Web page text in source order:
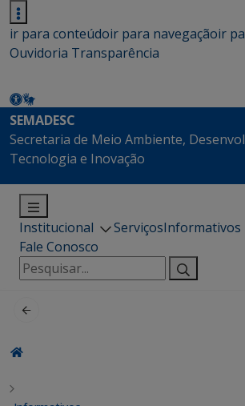
ir para conteúdoir para navegaçãoir
Ouvidoria Transparência
SEMADESC
Secretaria de Meio Ambiente,
Tecnologia e Inovação
Institucional ServiçosInformativos
Fale Conosco
Pesquisar
por: